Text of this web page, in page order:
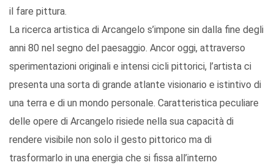
il fare pittura.
La ricerca artistica di Arcangelo s’impone sin dalla fine degli
anni 80 nel segno del paesaggio. Ancor oggi, attraverso
sperimentazioni originali e intensi cicli pittorici, l’artista ci
presenta una sorta di grande atlante visionario e istintivo di
una terra e di un mondo personale. Caratteristica peculiare
delle opere di Arcangelo risiede nella sua capacità di
rendere visibile non solo il gesto pittorico ma di
trasformarlo in una energia che si fissa all’interno